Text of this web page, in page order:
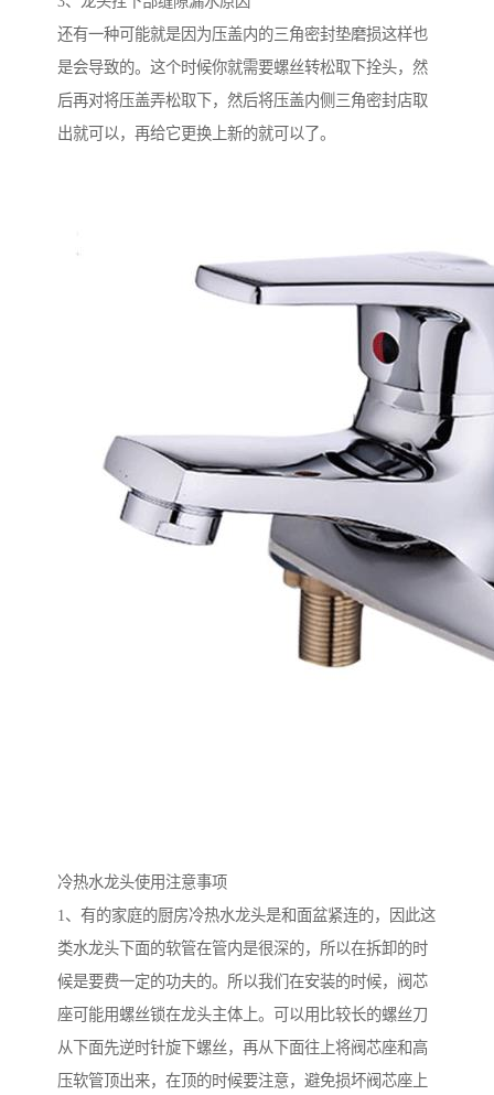
还有一种可能就是因为压盖内的三角密封垫磨损这样也
是会导致的。这个时候你就需要螺丝转松取下拴头，然
后再对将压盖弄松取下，然后将压盖内侧三角密封店取
出就可以，再给它更换上新的就可以了。
冷热水龙头使用注意事项
1、有的家庭的厨房冷热水龙头是和面盆紧连的，因此这
类水龙头下面的软管在管内是很深的，所以在拆卸的时
候是要费一定的功夫的。所以我们在安装的时候，阀芯
座可能用螺丝锁在龙头主体上。可以用比较长的螺丝刀
从下面先逆时针旋下螺丝，再从下面往上将阀芯座和高
压软管顶出来，在顶的时候要注意，避免损坏阀芯座上